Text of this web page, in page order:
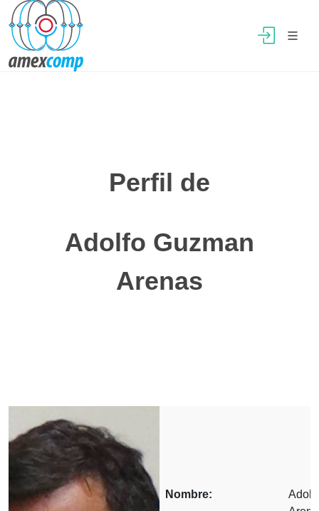
Perfil de
Adolfo Guzman
Arenas
Nombre: